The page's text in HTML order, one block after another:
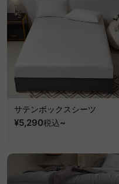
サテンボックスシーツ
¥5,290税込~